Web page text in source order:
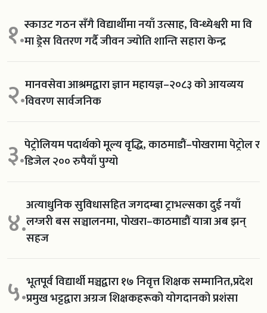
१.स्काउट गठन सँगै विद्यार्थीमा नयाँ उत्साह, विन्ध्येश्वरी मा वि
मा ड्रेस वितरण गर्दै जीवन ज्योति शान्ति सहारा केन्द्र
२.मानवसेवा आश्रमद्वारा ज्ञान महायज्ञ–२०८३ को आयव्यय
विवरण सार्वजनिक
३.पेट्रोलियम पदार्थको मूल्य वृद्धि, काठमाडौं–पोखरामा पेट्रोल र
डिजेल २०० रुपैयाँ पुग्यो
४.अत्याधुनिक सुविधासहित जगदम्बा ट्राभल्सका दुई नयाँ
लग्जरी बस सञ्चालनमा, पोखरा–काठमाडौं यात्रा अब झन्
सहज
५.भूतपूर्व विद्यार्थी मञ्चद्वारा १७ निवृत्त शिक्षक सम्मानित,प्रदेश
प्रमुख भट्टद्वारा अग्रज शिक्षकहरूको योगदानको प्रशंसा